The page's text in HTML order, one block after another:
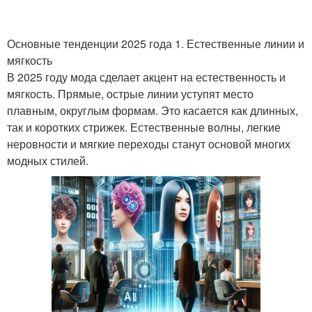
Промежуточная стрижка
типах
Стрижки с фигурными
выстригами
Стрижка с челкой
Стрижки на средние
волосы
Стрижки с челкой
Удобные стрижки Каскадные стрижки
Основные тенденции 2025 года 1. Естественные линии и
мягкость
В 2025 году мода сделает акцент на естественность и
мягкость. Прямые, острые линии уступят место
плавным, округлым формам. Это касается как длинных,
так и коротких стрижек. Естественные волны, легкие
неровности и мягкие переходы станут основой многих
модных стилей.